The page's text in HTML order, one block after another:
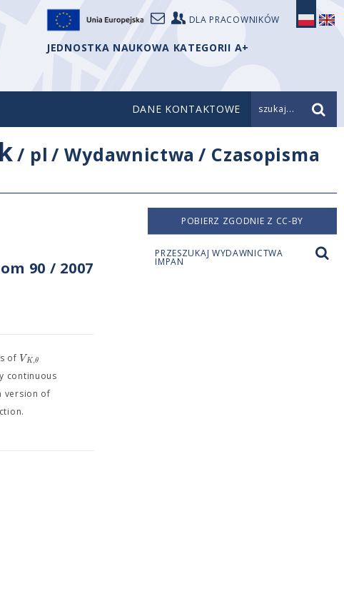
DLA PRACOWNIKÓW
JEDNOSTKA NAUKOWA KATEGORII A+
DANE KONTAKTOWE szukaj...
/ pl /Wydawnictwa / Czasopisma
90 / 2007
of VK,θ
continuous
version of
POBIERZ ZGODNIE Z CC-BY
PRZESZUKAJ WYDAWNICTWA
IMPAN